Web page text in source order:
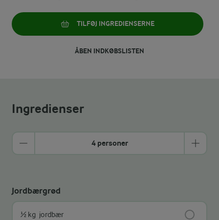
TILFØJ INGREDIENSERNE
ÅBEN INDKØBSLISTEN
Ingredienser
4 personer
Jordbærgrød
½ kg jordbær